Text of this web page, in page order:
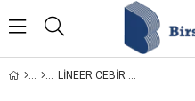
LINEER CEBIR / FURKAN YILDIRIM